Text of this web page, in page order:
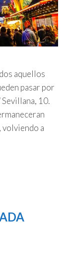
aquellos
pasar por
Sevillana, 10.
volviendo a